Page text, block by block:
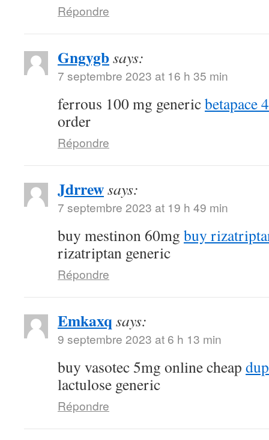
Répondre
Gngygbsays:
7 septembre 2023 at 16 h 35 min
ferrous 100 mg genericbetapace
order
Répondre
Jdrrewsays:
7 septembre 2023 at 19 h 49 min
buy mestinon 60mg buy
rizatriptan generic
Répondre
Emkaxq says:
9 septembre 2023 at 6 h 13 min
buy vasotec 5mg online cheap
lactulose generic
Répondre